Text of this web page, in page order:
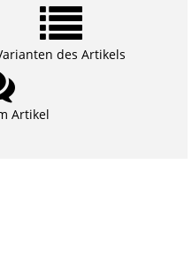
des Artikels
Artikel